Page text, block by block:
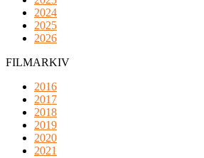
2024
2025
2026
FILMARKIV
2016
2017
2018
2019
2020
2021